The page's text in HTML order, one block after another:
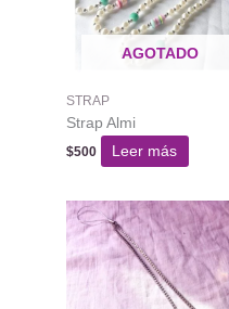
AGOTADO
STRAP
Strap Almi
$500 Leer más